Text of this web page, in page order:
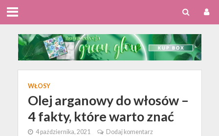
WŁOSY
Olej arganowy do włosów –
4 fakty, które warto znać
4 października, 2021
Dodaj komentarz